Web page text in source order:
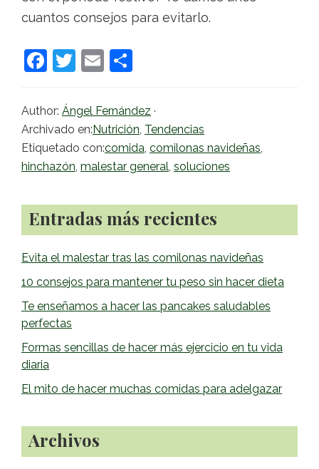
cuantos consejos para evitarlo.
F
c
e
b
o
k
T
itt
er
E
ai
l
m
p
ar
tir
Author: Ángel Fernández ·
Archivado en:Nutrición Tendencias
Etiquetado con:comida comilonas navideñas
hinchazón malestar general soluciones
Barra
lateral
primaria
Entradas más recientes
Evita el malestar tras las comilonas navideñas
10 consejos para mantener tu peso sin hacer dieta
Te enseñamos a hacer las pancakes saludables
perfectas
Formas sencillas de hacer más ejercicio en tu vida
diaria
El mito de hacer muchas comidas para adelgazar
Archivos